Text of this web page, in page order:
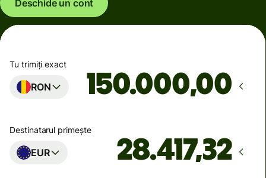
Deschide un cont
Tu trimiți exact
RON ,00
Destinatarul primește
EUR